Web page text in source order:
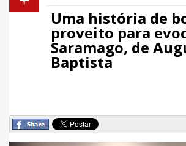
Uma história de
proveito para
Saramago, de
Baptista